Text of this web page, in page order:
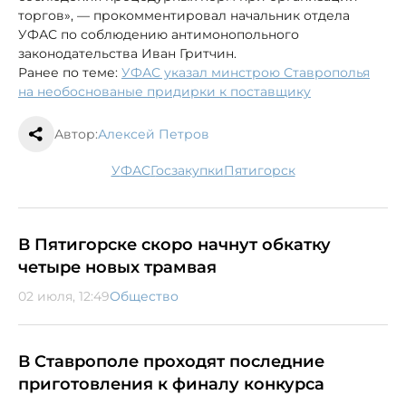
торгов», — прокомментировал начальник отдела
УФАС по соблюдению антимонопольного
законодательства Иван Гритчин.
Ранее по теме: УФАС указал минстрою Ставрополья
на необоснованые придирки к поставщику
Автор:Алексей Петров
УФАС госзакупки Пятигорск
В Пятигорске скоро начнут обкатку
четыре новых трамвая
02 июля, 12:49Общество
В Ставрополе проходят последние
приготовления к финалу конкурса